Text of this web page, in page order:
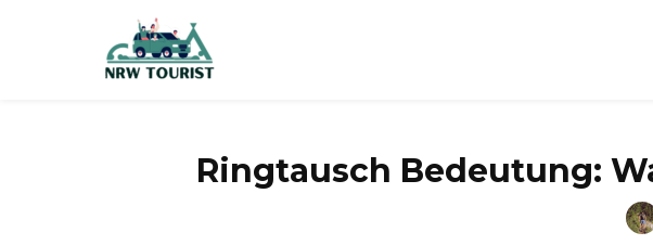
Ringtausch Bedeutung: